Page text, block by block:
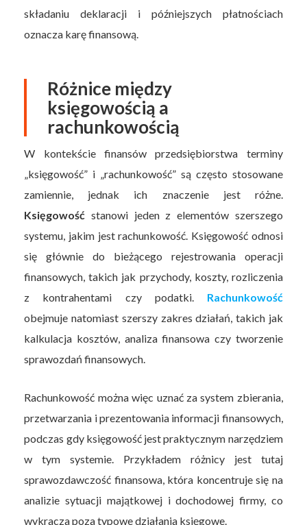
składaniu deklaracji i późniejszych płatnościach
oznacza karę finansową.
Różnice między
księgowością a
rachunkowością
W kontekście finansów przedsiębiorstwa terminy
„księgowość” i „rachunkowość” są często stosowane
zamiennie, jednak ich znaczenie jest różne.
Księgowość stanowi jeden z elementów szerszego
systemu, jakim jest rachunkowość. Księgowość odnosi
się głównie do bieżącego rejestrowania operacji
finansowych, takich jak przychody, koszty, rozliczenia
z kontrahentami czy podatki. Rachunkowość
obejmuje natomiast szerszy zakres działań, takich jak
kalkulacja kosztów, analiza finansowa czy tworzenie
sprawozdań finansowych.
Rachunkowość można więc uznać za system zbierania,
przetwarzania i prezentowania informacji finansowych,
podczas gdy księgowość jest praktycznym narzędziem
w tym systemie. Przykładem różnicy jest tutaj
sprawozdawczość finansowa, która koncentruje się na
analizie sytuacji majątkowej i dochodowej firmy, co
wykracza poza typowe działania księgowe.